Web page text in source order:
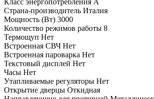
Класс энергопотребления A
Страна-производитель Италия
Мощность (Вт) 3000
Количество режимов работы 8
Термощуп Нет
Встроенная СВЧ Нет
Встроенная пароварка Нет
Текстовый дисплей Нет
Часы Нет
Утапливаемые регуляторы Нет
Открытие дверцы Откидная